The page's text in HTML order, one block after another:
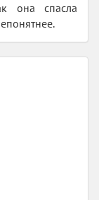
она спасла